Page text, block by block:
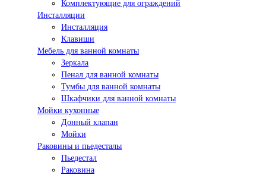
Комплектующие для ограждений
Инсталляции
Инсталляция
Клавиши
Мебель для ванной комнаты
Зеркала
Пенал для ванной комнаты
Тумбы для ванной комнаты
Шкафчики для ванной комнаты
Мойки кухонные
Донный клапан
Мойки
Раковины и пьедесталы
Пьедестал
Раковина